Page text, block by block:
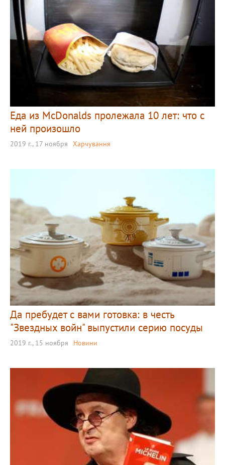
Еда из McDonalds пролежала 10 лет: что с
ней произошло
2019 г., 17 ноября Харчування
Да пребудет с вами готовка: в честь
"Звездных войн" выпустили серию посуды
2019 г., 15 ноября Новини